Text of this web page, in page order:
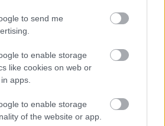
to send me
to enable storage
like cookies on web or
apps.
to enable storage
of the website or app.
alá került, mivel a
a hagyományos
kasszasiker mozifilmekre
fokozatosan vesztett az